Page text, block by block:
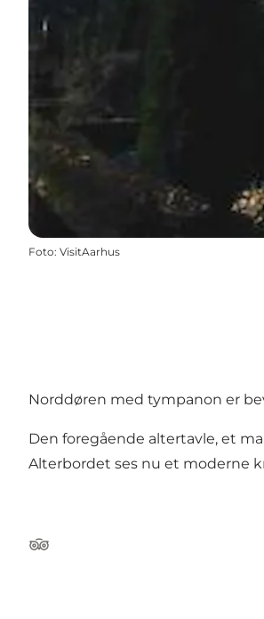
Foto: VisitAarhus
Norddøren med tympanon er
Den foregående altertavle, et
Alterbordet ses nu et moderne
Tripadvisor